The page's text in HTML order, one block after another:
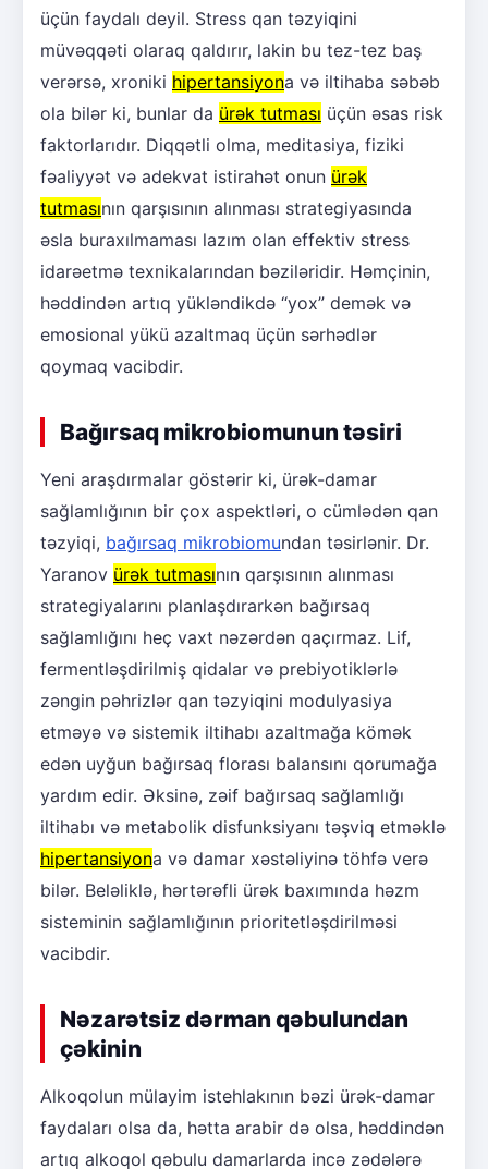
üçün faydalı deyil. Stress qan təzyiqini
müvəqqəti olaraq qaldırır, lakin bu tez-tez baş
verərsə, xroniki hipertansiyona və iltihaba səbəb
ola bilər ki, bunlar da ürək tutması üçün əsas risk
faktorlarıdır. Diqqətli olma, meditasiya, fiziki
fəaliyyət və adekvat istirahət onun ürək
tutmasının qarşısının alınması strategiyasında
əsla buraxılmaması lazım olan effektiv stress
idarəetmə texnikalarından bəziləridir. Həmçinin,
həddindən artıq yükləndikdə “yox” demək və
emosional yükü azaltmaq üçün sərhədlər
qoymaq vacibdir.
Bağırsaq mikrobiomunun təsiri
Yeni araşdırmalar göstərir ki, ürək-damar
sağlamlığının bir çox aspektləri, o cümlədən qan
təzyiqi, bağırsaq mikrobiomundan təsirlənir. Dr.
Yaranov ürək tutmasının qarşısının alınması
strategiyalarını planlaşdırarkən bağırsaq
sağlamlığını heç vaxt nəzərdən qaçırmaz. Lif,
fermentləşdirilmiş qidalar və prebiyotiklərlə
zəngin pəhrizlər qan təzyiqini modulyasiya
etməyə və sistemik iltihabı azaltmağa kömək
edən uyğun bağırsaq florası balansını qorumağa
yardım edir. Əksinə, zəif bağırsaq sağlamlığı
iltihabı və metabolik disfunksiyanı təşviq etməklə
hipertansiyona və damar xəstəliyinə töhfə verə
bilər. Beləliklə, hərtərəfli ürək baxımında həzm
sisteminin sağlamlığının prioritetləşdirilməsi
vacibdir.
Nəzarətsiz dərman qəbulundan
çəkinin
Alkoqolun mülayim istehlakının bəzi ürək-damar
faydaları olsa da, hətta arabir də olsa, həddindən
artıq alkoqol qəbulu damarlarda incə zədələrə